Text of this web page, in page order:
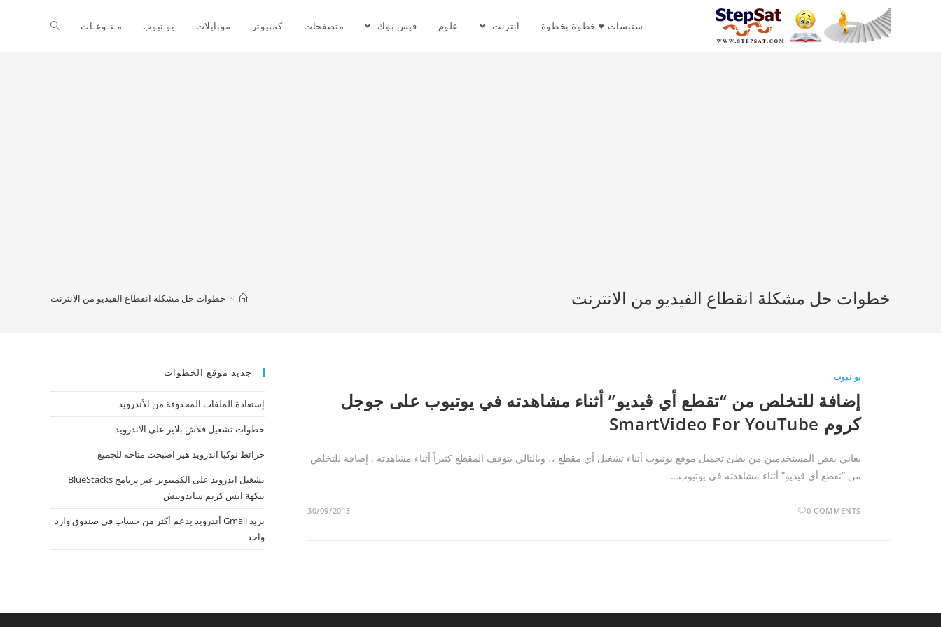
ستبسات ♥ خطوة بخطوة انترنت علوم فيس بوك متصفحات كمبيوتر موبايلات يو تيوب مـنـوعـات
خطوات حل مشكلة انقطاع الفيديو من الانترنت > خطوات حل مشكلة انقطاع الفيديو من الانترنت
يو تيوب
إضافة للتخلص من “تقطع أي ڤيديو” أثناء مشاهدته في يوتيوب على جوجل
كروم SmartVideo For YouTube
يعاني بعض المستخدمين من بطئ تحميل موقع يوتيوب أثناء تشغيل أي مقطع ،، وبالتالي يتوقف المقطع كثيراً أثناء مشاهدته . إضافة للتخلص
من “تقطع أي ڤيديو” أثناء مشاهدته في يوتيوب…
0 COMMENTS
30/09/2013
جديد موقع الخظوات
إستعادة الملفات المحذوفة من الأندرويد
خطوات تشغيل فلاش بلاير على الاندرويد
خرائط نوكيا اندرويد هير اصبحت متاحه للجميع
تشغيل اندرويد على الكمبيوتر عبر برنامج BlueStacks
بنكهة آيس كريم ساندويتش
بريد Gmail أندرويد يدعم أكثر من حساب في صندوق وارد
واحد